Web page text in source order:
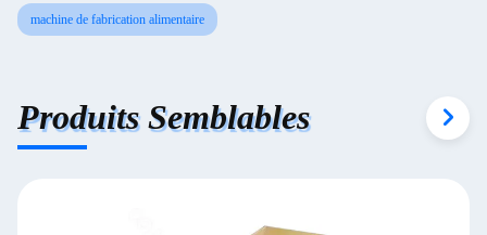
machine de fabrication alimentaire
Produits Semblables